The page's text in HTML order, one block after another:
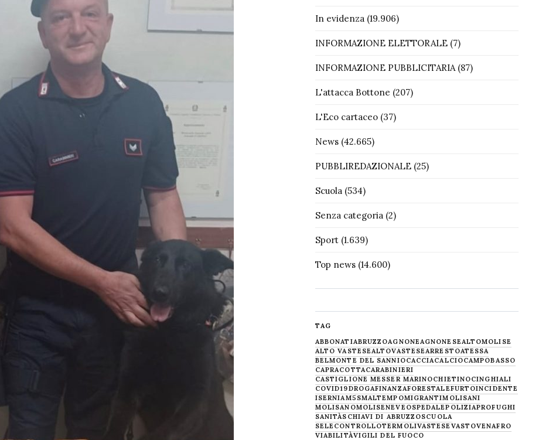
In evidenza(19.906)
INFORMAZIONE ELETTORALE(7)
INFORMAZIONE PUBBLICITARIA(87)
L'attacca Bottone (207)
L'Eco cartaceo(37)
News(42.665)
PUBBLIREDAZIONALE(25)
Scuola(534)
Senza categoria(2)
Sport(1.639)
Top news(14.600)
TAG
ABBONATIABRUZZOAGNONEAGNONESEALTOMOLISE
ALTO VASTESEALTOVASTESEARRESTOATESSA
BELMONTE DEL SANNIOCACCIACALCIOCAMPOBASSO
CAPRACOTTACARABINIERI
CASTIGLIONE MESSER MARINOCHIETINOCINGHIALI
COVID19DROGAFINANZAFORESTALEFURTOINCIDENTE
ISERNIAM5SMALTEMPOMIGRANTIMOLISANI
MOLISANOMOLISENEVE OSPEDALEPOLIZIAPROFUGHI
SANITÀSCHIAVI DI ABRUZZOSCUOLA
SELECONTROLLOTERMOLIVASTESE VASTOVENAFRO
VIABILITÀVIGILI DEL FUOCO